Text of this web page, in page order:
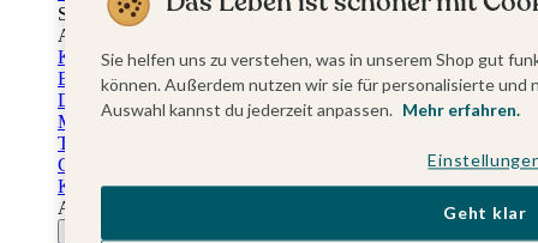
Sticker Taufe
Absenderaufkleber Taufe
Konfirmationskarten
Einladungskarten Konfirmation
Danksagung Konfirmation
Menükarten Konfirmation
Tischkarten Konfirmation
Gästebuch Konfirmation
Kerzen Konfirmation
Aufkleber zum Anlass Ihres Kindes
Sie helfen uns zu verstehen, was in unserem Shop gut
können. Außerdem nutzen wir sie für personalisierte
Auswahl kannst du jederzeit anpassen. Mehr erfahren.
Geht klar